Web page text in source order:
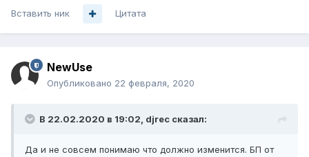
Вставить ник Цитата
NewUse
Опубликовано 22 февраля, 2020
В 22.02.2020 в 19:02, djrec сказал:
Да и не совсем понимаю что должно изменится. БП от